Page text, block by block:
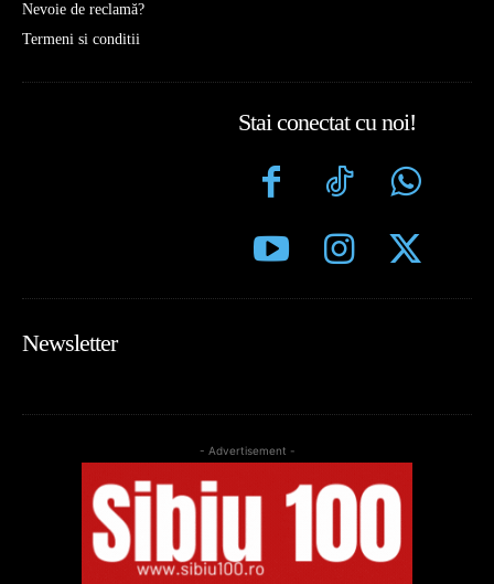
Nevoie de reclamă?
Termeni si conditii
Stai conectat cu noi!
Newsletter
- Advertisement -